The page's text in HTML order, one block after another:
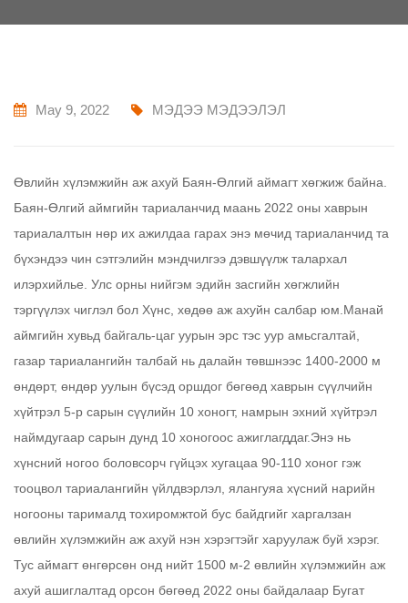
May 9, 2022 МЭДЭЭ МЭДЭЭЛЭЛ
Өвлийн хүлэмжийн аж ахуй Баян-Өлгий аймагт хөгжиж байна.
Баян-Өлгий аймгийн тариаланчид маань 2022 оны хаврын
тариалалтын нөр их ажилдаа гарах энэ мөчид тариаланчид та
бүхэндээ чин сэтгэлийн мэндчилгээ дэвшүүлж талархал
илэрхийлье. Улс орны нийгэм эдийн засгийн хөгжлийн
тэргүүлэх чиглэл бол Хүнс, хөдөө аж ахуйн салбар юм.Манай
аймгийн хувьд байгаль-цаг уурын эрс тэс уур амьсгалтай,
газар тариалангийн талбай нь далайн төвшнээс 1400-2000 м
өндөрт, өндөр уулын бүсэд оршдог бөгөөд хаврын сүүлчийн
хүйтрэл 5-р сарын сүүлийн 10 хоногт, намрын эхний хүйтрэл
наймдугаар сарын дунд 10 хоногоос ажиглагддаг.Энэ нь
хүнсний ногоо боловсорч гүйцэх хугацаа 90-110 хоног гэж
тооцвол тариалангийн үйлдвэрлэл, ялангуяа хүсний нарийн
ногооны тарималд тохиромжтой бус байдгийг харгалзан
өвлийн хүлэмжийн аж ахуй нэн хэрэгтэйг харуулаж буй хэрэг.
Тус аймагт өнгөрсөн онд нийт 1500 м-2 өвлийн хүлэмжийн аж
ахуй ашиглалтад орсон бөгөөд 2022 оны байдалаар Бугат